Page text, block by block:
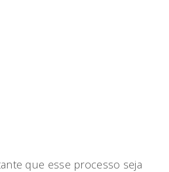
que esse processo seja